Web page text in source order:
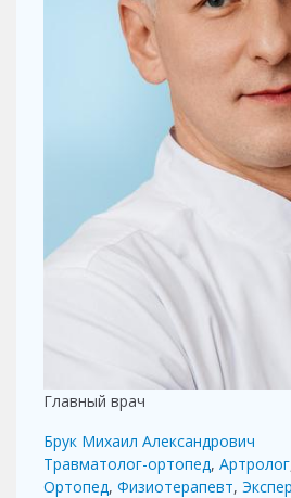
Главный врач
Брук Михаил Александрович
Травматолог-ортопед, Артролог
Ортопед, Физиотерапевт,